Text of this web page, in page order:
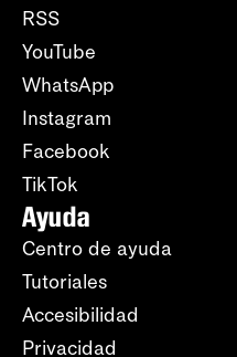
RSS
YouTube
WhatsApp
Instagram
Facebook
TikTok
Ayuda
Centro de ayuda
Tutoriales
Accesibilidad
Privacidad